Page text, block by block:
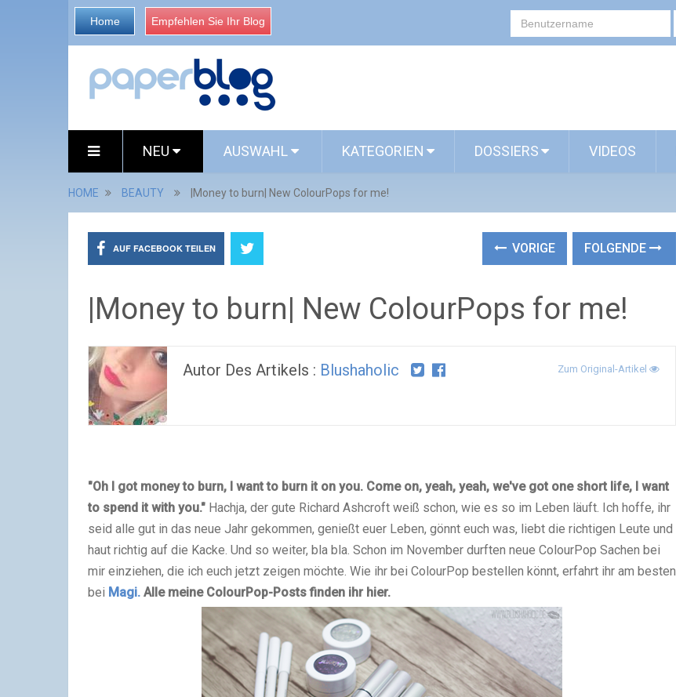
Home Empfehlen Sie Ihr Blog
NEU AUSWAHL KATEGORIEN DOSSIERS VIDEOS
HOME BEAUTY |Money to burn| New ColourPops for me!
AUF FACEBOOK TEILEN VORIGE FOLGENDE
|Money to burn| New ColourPops for me!
Autor Des Artikels : Blushaholic Zum Original-Artikel
"Oh I got money to burn, I want to burn it on you. Come on, yeah, yeah, we've got one short life, I want
to spend it with you." Hachja, der gute Richard Ashcroft weiß schon, wie es so im Leben läuft. Ich hoffe, ihr
seid alle gut in das neue Jahr gekommen, genießt euer Leben, gönnt euch was, liebt die richtigen Leute und
haut richtig auf die Kacke. Und so weiter, bla bla. Schon im November durften neue ColourPop Sachen bei
mir einziehen, die ich euch jetzt zeigen möchte. Wie ihr bei ColourPop bestellen könnt, erfahrt ihr am besten
bei Magi. Alle meine ColourPop-Posts finden ihr hier.